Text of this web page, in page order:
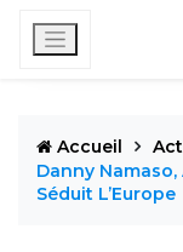
Accueil
Danny
Séduit L’Europe